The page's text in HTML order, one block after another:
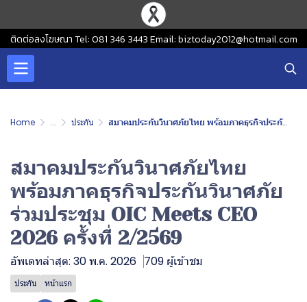
ติดต่อลงโฆษณา Tel: 081 346 3443 Email: biztoday2012@hotmail.com
Home ... ประกัน สมาคมประกันวินาศภัยไทย พร้อมภาคธุรกิจประกันวินาศภัยร่วมประชุม OIC Meets CEO 2026 ครั้งที่ 2/2569
สมาคมประกันวินาศภัยไทย
พร้อมภาคธุรกิจประกันวินาศภัย
ร่วมประชุม OIC Meets CEO
2026 ครั้งที่ 2/2569
อัพเดทล่าสุด: 30 พ.ค. 2026 709 ผู้เข้าชม
ประกัน หน้าแรก